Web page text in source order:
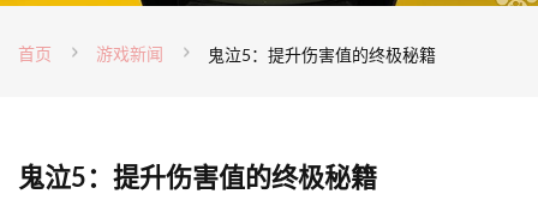
首页 游戏新闻 鬼泣5：提升伤害值的终极秘籍
鬼泣5：提升伤害值的终极秘籍